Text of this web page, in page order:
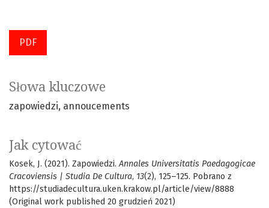
PDF
Słowa kluczowe
zapowiedzi annoucements
Jak cytować
Kosek, J. (2021). Zapowiedzi.Annales Universitatis Paedagogicae
Cracoviensis | Studia De Cultura, 13(2), 125–125. Pobrano z
https://studiadecultura.uken.krakow.pl/article/view/8888
(Original work published 20 grudzień 2021)